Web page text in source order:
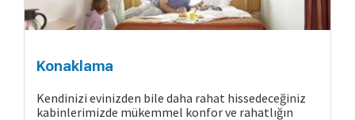
Konaklama
Kendinizi evinizden bile daha rahat hissedeceğiniz
kabinlerimizde mükemmel konfor ve rahatlığın